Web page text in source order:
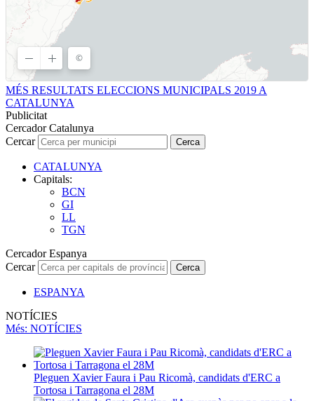
MÉS RESULTATS ELECCIONS MUNICIPALS 2019 A
CATALUNYA
Publicitat
Cercador Catalunya
Cercar
Cerca
CATALUNYA
Capitals:
BCN
GI
LL
TGN
Cercador Espanya
Cercar
Cerca
ESPANYA
NOTÍCIES
Més: NOTÍCIES
Pleguen Xavier Faura i Pau Ricomà, candidats d'ERC a
Tortosa i Tarragona el 28M